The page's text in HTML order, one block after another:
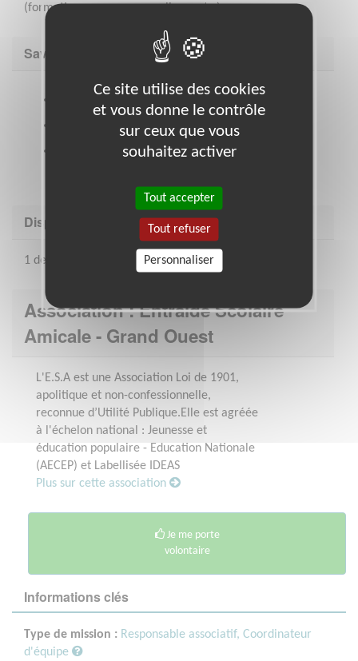
(formations, ressources en ligne, etc.)
Savoir être & compétences
Qualités relationnelles et humaines
Disponibilité, dynamisme et réactivité
Disponibilité demandée
1 demi-journée par semaine minimum
Association : Entraide Scolaire
Amicale - Grand Ouest
L'E.S.A est une Association Loi de 1901,
apolitique et non-confessionnelle,
reconnue d’Utilité Publique.Elle est agréée
à l'échelon national : Jeunesse et
éducation populaire - Education Nationale
(AECEP) et Labellisée IDEAS
Plus sur cette association
Je me porte
volontaire
Informations clés
Type de mission : Responsable associatif, Coordinateur
d'équipe
Ce site utilise des cookies
et vous donne le contrôle
sur ceux que vous
souhaitez activer
Tout accepter
Tout refuser
Personnaliser